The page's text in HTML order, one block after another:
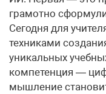
грамотно
Сегодня для
техниками
уникальных
компетенция —
мышление